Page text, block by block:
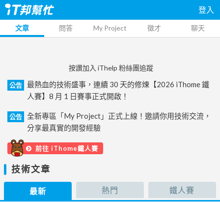
登入
文章 問答 My Project 徵才 聊天
按讚加入 iThelp 粉絲團追蹤
公告
最熱血的技術盛事，連續 30 天的修煉【2026 iThome 鐵
人賽】8 月 1 日賽事正式開啟！
公告
全新專區「My Project」正式上線！邀請你用技術交流，
分享最真實的開發經驗
前往 iThome鐵人賽
技術文章
最新 熱門 鐵人賽